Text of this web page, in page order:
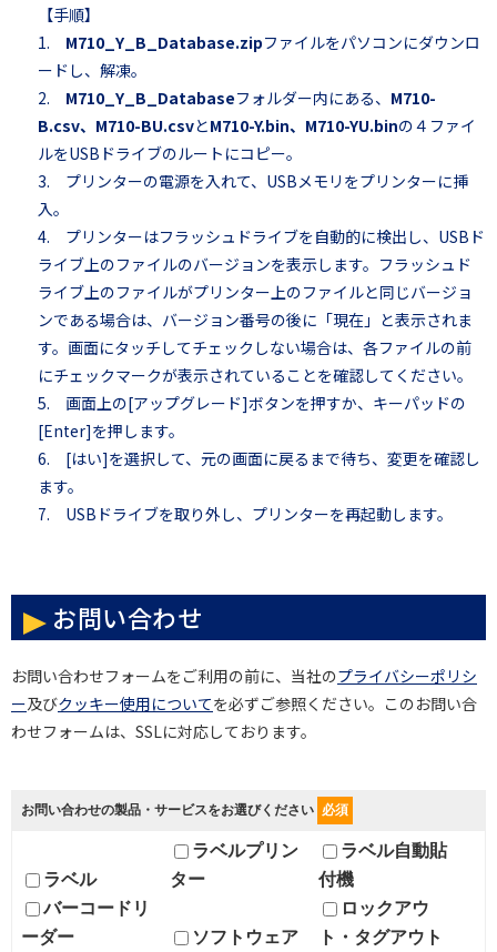
【手順】
1. M710_Y_B_Database.zipファイルをパソコンにダウンロ
ードし、解凍。
2. M710_Y_B_Databaseフォルダー内にある、 M710-
B.csv、M710-BU.csvとM710-Y.bin、M710-YU.binの４ファイ
ルをUSBドライブのルートにコピー。
3. プリンターの電源を入れて、USBメモリをプリンターに挿
入。
4. プリンターはフラッシュドライブを自動的に検出し、USBド
ライブ上のファイルのバージョンを表示します。フラッシュド
ライブ上のファイルがプリンター上のファイルと同じバージョ
ンである場合は、バージョン番号の後に「現在」と表示されま
す。画面にタッチしてチェックしない場合は、各ファイルの前
にチェックマークが表示されていることを確認してください。
5. 画面上の[アップグレード]ボタンを押すか、キーパッドの
[Enter]を押します。
6. [はい]を選択して、元の画面に戻るまで待ち、変更を確認し
ます。
7. USBドライブを取り外し、プリンターを再起動します。
お問い合わせ
お問い合わせフォームをご利用の前に、当社のプライバシーポリシ
ー及びクッキー使用についてを必ずご参照ください。このお問い合
わせフォームは、SSLに対応しております。
お問い合わせの製品・サービスをお選びください 必須
ラベル
ラベルプリン
ター
ラベル自動貼
付機
バーコードリ
ーダー
ソフトウェア
ロックアウ
ト・タグアウト